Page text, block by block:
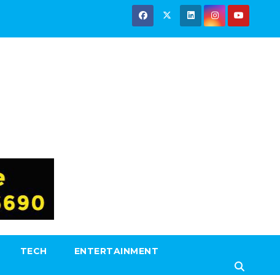
TECH ENTERTAINMENT